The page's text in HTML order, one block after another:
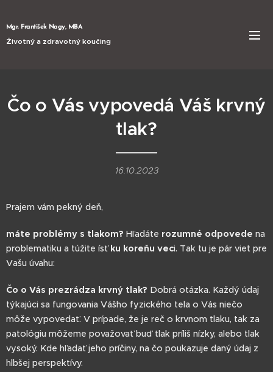
Mgr. František Nagy, MBA
Životný a zdravotný koučing
Čo o Vás vypovedá Váš krvný
tlak?
16.10.2023
Prajem vám pekný deň,
máte problémy s tlakom? Hľadáte rozumné odpovede na
problematiku a túžite ísťku koreňu veci. Tak tu je pár viet pre
Vašu úvahu:
Čo o Vás prezrádza krvný tlak? Dobrá otázka. Každý údaj
týkajúci sa fungovania Vášho fyzického tela o Vás niečo
môže vypovedať. V prípade, že je reč o krvnom tlaku, tak za
patológiu môžeme považovať buď tlak príliš nízky, alebo tlak
vysoký. Kde hľadať jeho príčiny, na čo poukazuje daný údaj z
hlbšej perspektívy.